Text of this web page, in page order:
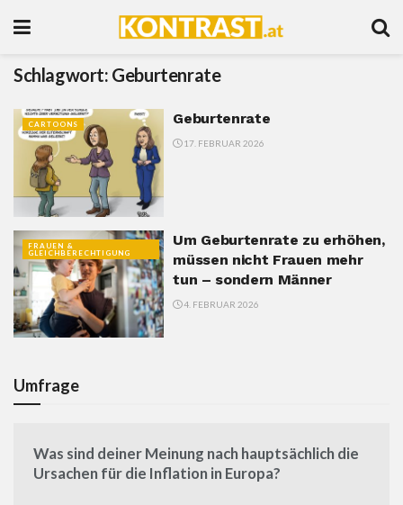
Schlagwort: Geburtenrate
CARTOONS Geburtenrate
17. FEBRUAR 2026
FRAUEN &
GLEICHBERECHTIGUNG
Um Geburtenrate zu erhöhen,
müssen nicht Frauen mehr
tun – sondern Männer
4. FEBRUAR 2026
Umfrage
Was sind deiner Meinung nach hauptsächlich die
Ursachen für die Inflation in Europa?